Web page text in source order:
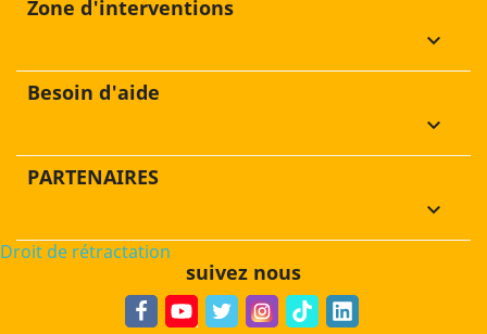
Zone d'interventions
keyboard_arrow_down
Besoin d'aide
keyboard_arrow_down
PARTENAIRES
keyboard_arrow_down
Droit de rétractation
suivez nous